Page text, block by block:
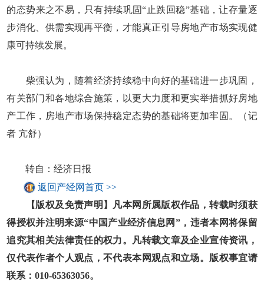
的态势来之不易，只有持续巩固“止跌回稳”基础，让存量逐
步消化、供需实现再平衡，才能真正引导房地产市场实现健
康可持续发展。
柴强认为，随着经济持续稳中向好的基础进一步巩固，
有关部门和各地综合施策，以更大力度和更实举措抓好房地
产工作，房地产市场保持稳定态势的基础将更加牢固。（记
者 亢舒）
转自：经济日报
返回产经网首页 >>
【版权及免责声明】凡本网所属版权作品，转载时须获
得授权并注明来源“中国产业经济信息网”，违者本网将保留
追究其相关法律责任的权力。凡转载文章及企业宣传资讯，
仅代表作者个人观点，不代表本网观点和立场。版权事宜请
联系：010-65363056。